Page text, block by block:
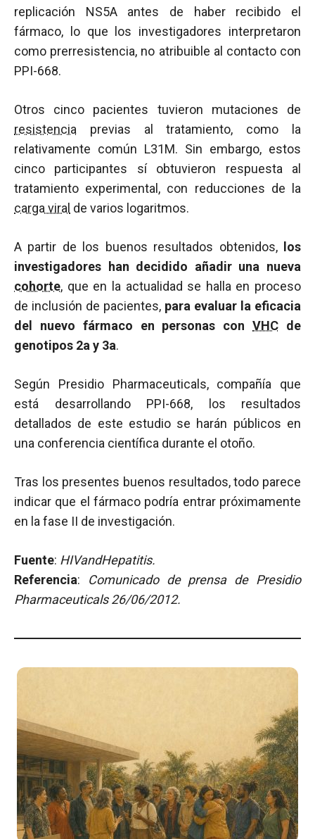
replicación NS5A antes de haber recibido el
fármaco, lo que los investigadores interpretaron
como prerresistencia, no atribuible al contacto con
PPI-668.
Otros cinco pacientes tuvieron mutaciones de
resistencia previas al tratamiento, como la
relativamente común L31M. Sin embargo, estos
cinco participantes sí obtuvieron respuesta al
tratamiento experimental, con reducciones de la
carga viral de varios logaritmos.
A partir de los buenos resultados obtenidos,
los
investigadores han decidido añadir una nueva
cohorte, que en la actualidad se halla en proceso
de inclusión de pacientes, para evaluar la eficacia
del nuevo fármaco en personas conVHC de
genotipos 2a y 3a.
Según Presidio Pharmaceuticals, compañía que
está desarrollando PPI-668, los resultados
detallados de este estudio se harán públicos en
una conferencia científica durante el otoño.
Tras los presentes buenos resultados, todo parece
indicar que el fármaco podría entrar próximamente
en la fase II de investigación.
Fuente: HIVandHepatitis.
Referencia:
Comunicado de prensa de Presidio
Pharmaceuticals 26/06/2012.